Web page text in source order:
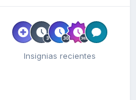
Insignias recientes